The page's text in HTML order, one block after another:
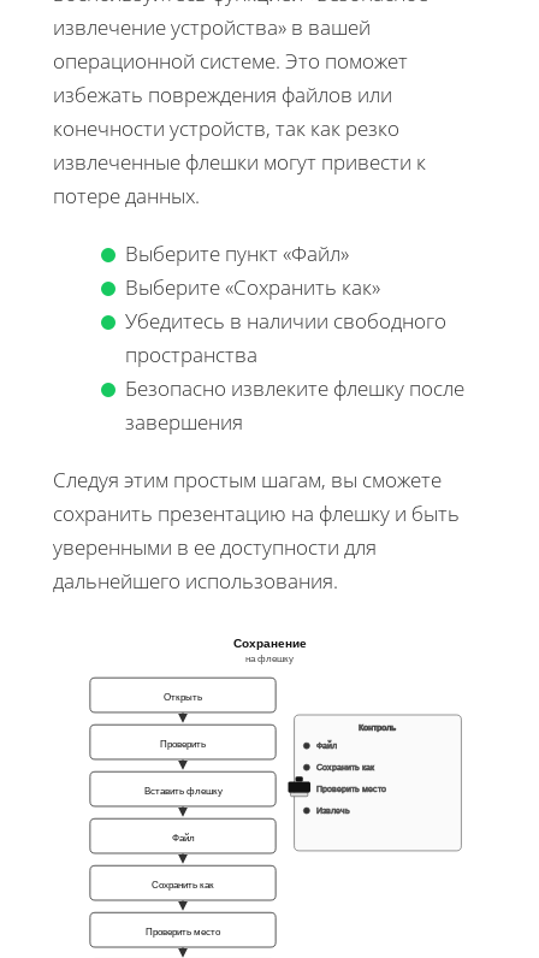
извлечение устройства» в вашей
операционной системе. Это поможет
избежать повреждения файлов или
конечности устройств, так как резко
извлеченные флешки могут привести к
потере данных.
Выберите пункт «Файл»
Выберите «Сохранить как»
Убедитесь в наличии свободного
пространства
Безопасно извлеките флешку после
завершения
Следуя этим простым шагам, вы сможете
сохранить презентацию на флешку и быть
уверенными в ее доступности для
дальнейшего использования.
Сохранение
на флешку
Открыть
Проверить
Вставить флешку
Файл
Сохранить как
Проверить место
Контроль
Файл
Сохранить как
Проверить место
Извлечь